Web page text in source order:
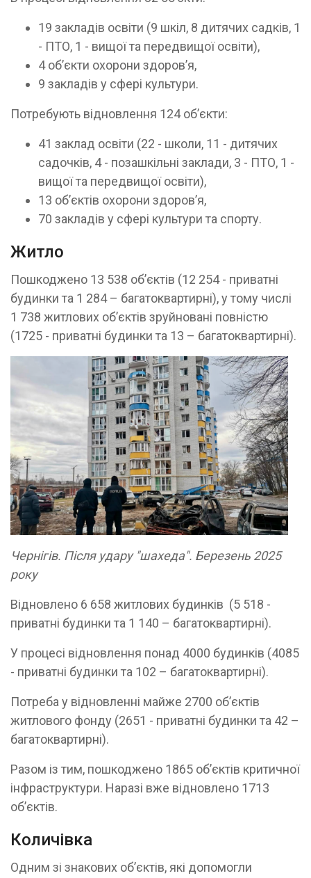
19 закладів освіти (9 шкіл, 8 дитячих садків, 1
- ПТО, 1 - вищої та передвищої освіти),
4 об’єкти охорони здоров’я,
9 закладів у сфері культури.
Потребують відновлення 124 об’єкти:
41 заклад освіти (22 - школи, 11 - дитячих
садочків, 4 - позашкільні заклади, 3 - ПТО, 1 -
вищої та передвищої освіти),
13 об’єктів охорони здоров’я,
70 закладів у сфері культури та спорту.
Житло
Пошкоджено 13 538 об’єктів (12 254 - приватні
будинки та 1 284 – багатоквартирні), у тому числі
1 738 житлових об’єктів зруйновані повністю
(1725 - приватні будинки та 13 – багатоквартирні).
Чернігів. Після удару "шахеда". Березень 2025
року
Відновлено 6 658 житлових будинків (5 518 -
приватні будинки та 1 140 – багатоквартирні).
У процесі відновлення понад 4000 будинків (4085
- приватні будинки та 102 – багатоквартирні).
Потреба у відновленні майже 2700 об’єктів
житлового фонду (2651 - приватні будинки та 42 –
багатоквартирні).
Разом із тим, пошкоджено 1865 об’єктів критичної
інфраструктури. Наразі вже відновлено 1713
об’єктів.
Количівка
Одним зі знакових обʼєктів, які допомогли